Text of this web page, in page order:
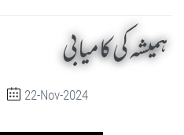
ہمیشہ کی کامیابی
22-Nov-2024